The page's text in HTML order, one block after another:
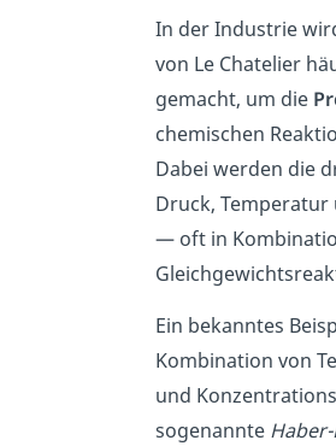
In der Industrie
von Le Chatelier
gemacht, um die
chemischen
Dabei werden die
Druck,
— oft in
Ein bekanntes
Kombination von
und
sogenannte